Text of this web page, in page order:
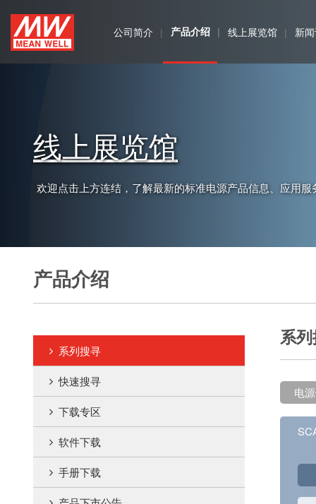
MEAN
WELL
公司简介 产品介绍 线上展览馆 新
线上展览馆
欢迎点击上方连结，了解最新的标准电源产品信息、应用服
产品介绍
系列搜寻
快速搜寻
下载专区
软件下载
手册下载
系
电